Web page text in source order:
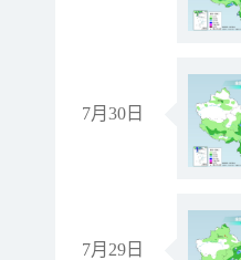
7月30日
7月29日